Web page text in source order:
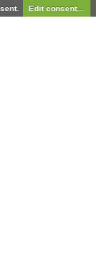
Edit consent...